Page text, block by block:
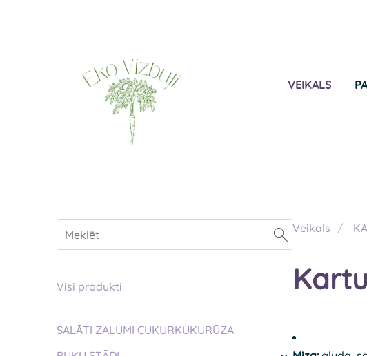
VEIKALS
Visi produkti
SALĀTI ZAĻUMI CUKURKUKURŪZA
Veikals